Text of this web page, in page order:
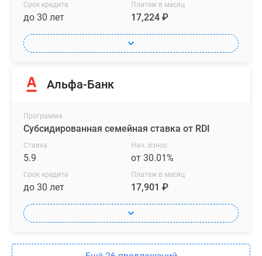
Срок кредита
до 30 лет
Платеж в месяц
17,224 ₽
Альфа-Банк
Программа
Субсидированная семейная ставка от RDI
Ставка
5.9
Нач. взнос
от 30.01%
Срок кредита
до 30 лет
Платеж в месяц
17,901 ₽